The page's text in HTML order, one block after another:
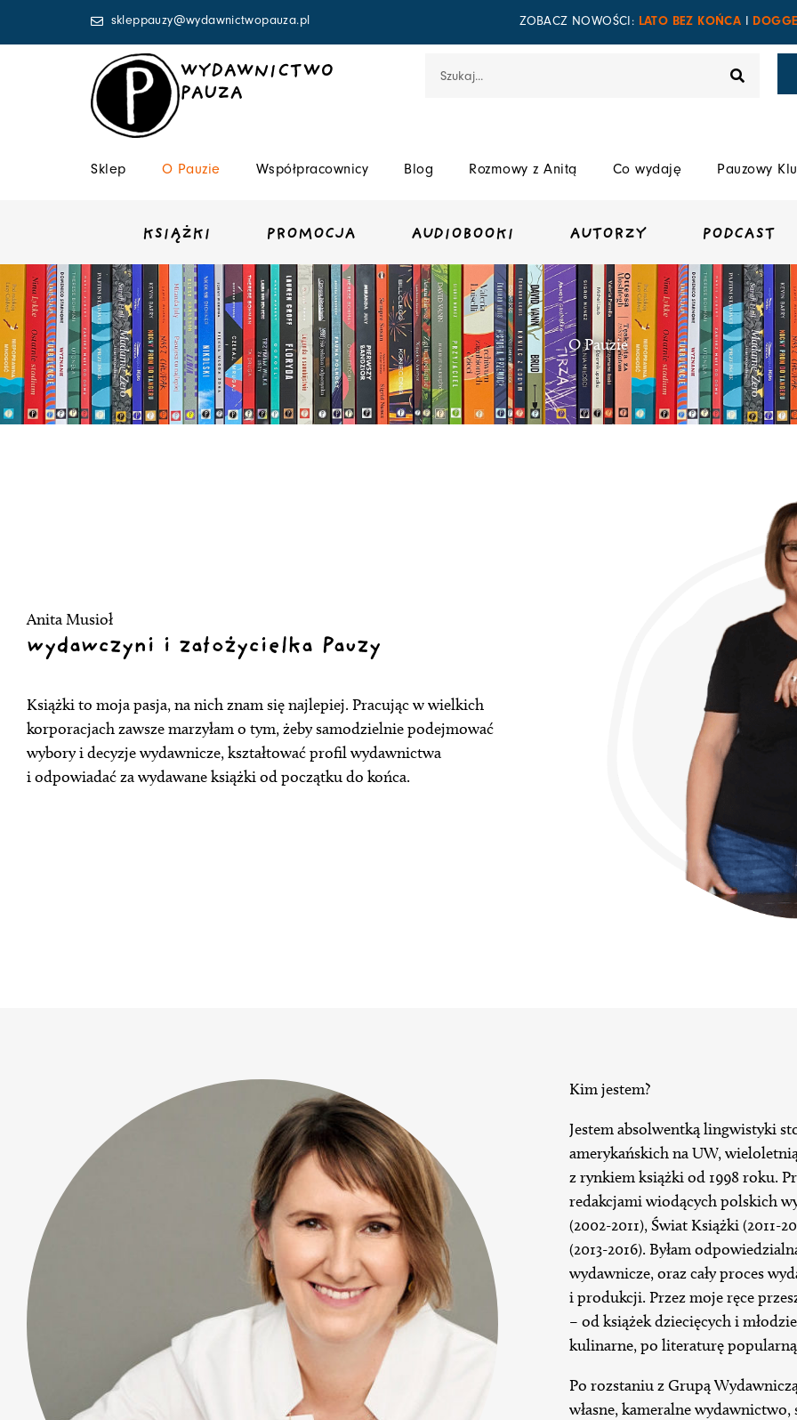
skleppauzy@wydawnictwopauza.pl ZOBACZ NOWOŚCI: LATO BEZ KOŃCA
WYDAWNICTWO
PAUZA
Sklep O Pauzie Współpracownicy Blog Rozmowy z Anitą Co wydaję Pauzowy
KSIĄŻKI PROMOCJA AUDIOBOOKI AUTORZY PODCAST
O Pauzie
Anita Musioł
wydawczyni i założycielka Pauzy
Książki to moja pasja, na nich znam się najlepiej. Pracując w wielkich
korporacjach zawsze marzyłam o tym, żeby samodzielnie podejmować
wybory i decyzje wydawnicze, kształtować profil wydawnictwa
i odpowiadać za wydawane książki od początku do końca.
Kim jestem?
Jestem absolwentką lingwistyki
amerykańskich na UW,
z rynkiem książki od 1998 roku.
redakcjami wiodących polskich
(2002-2011), Świat Książki (2011-
(2013-2016). Byłam
wydawnicze, oraz cały proces
i produkcji. Przez moje ręce
– od książek dziecięcych i
kulinarne, po literaturę
Po rozstaniu z Grupą
własne, kameralne